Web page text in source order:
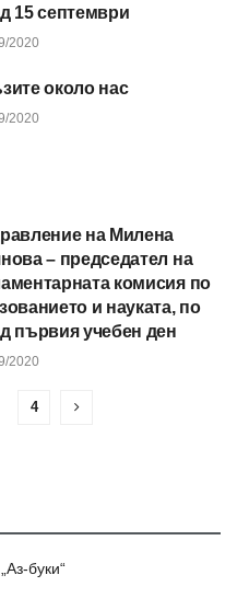
15 септември
2020
около нас
2020
на Милена
– председател на
комисия по
и науката, по
първия учебен ден
2020
4
буки“